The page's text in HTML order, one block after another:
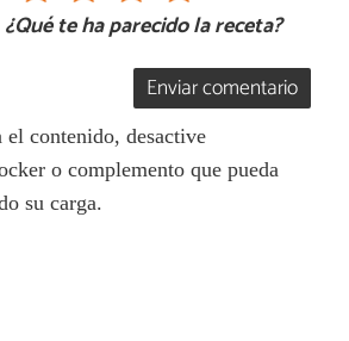
¿Qué te ha parecido la receta?
Enviar comentario
contenido, desactive
o complemento que pueda
su carga.